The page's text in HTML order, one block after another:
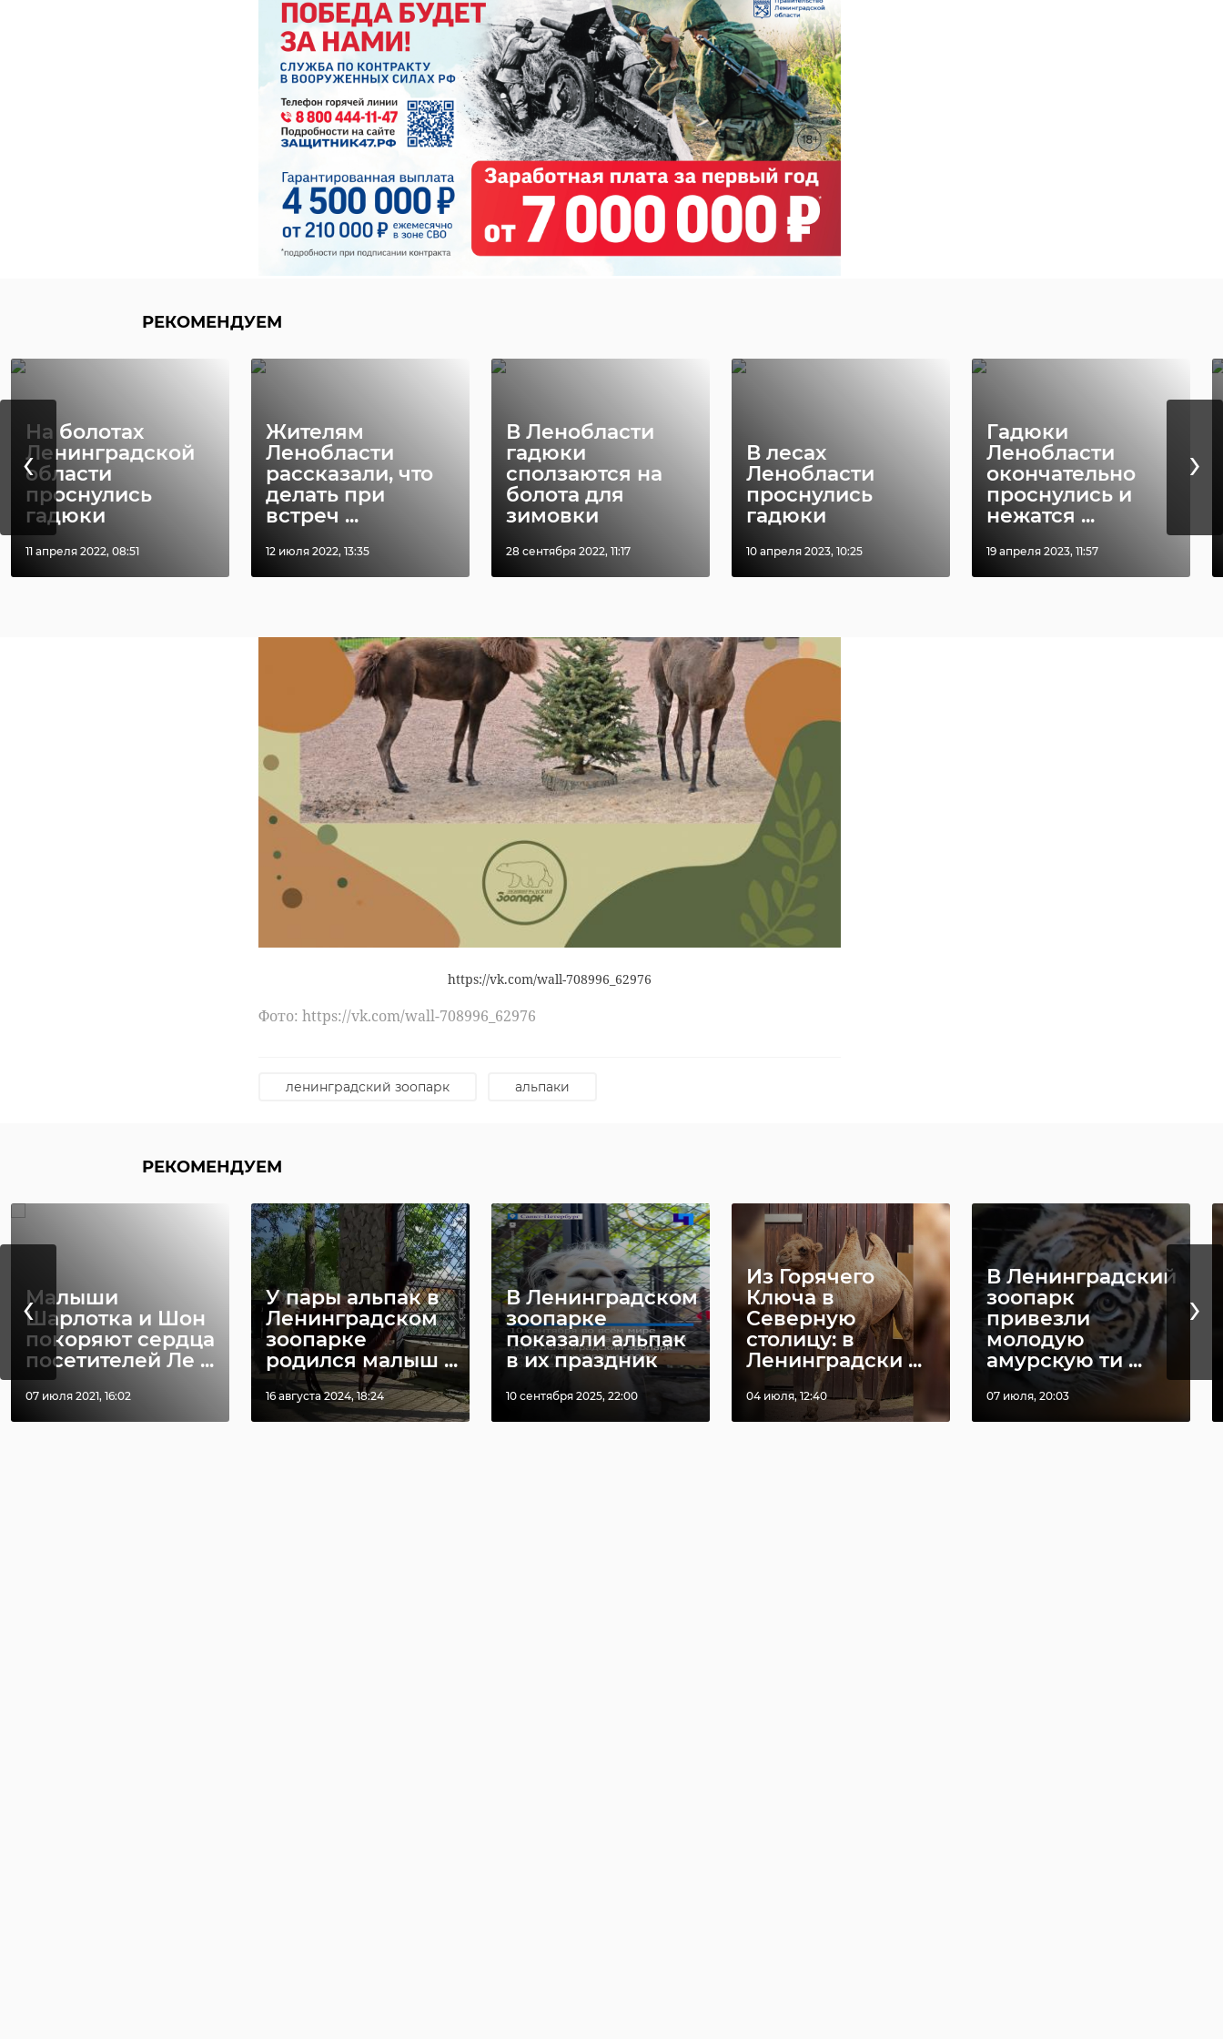
РЕКОМЕНДУЕМ
На болотах
Ленинградской
области
проснулись
гадюки
11 апреля 2022, 08:51
Жителям
Ленобласти
рассказали, что
делать при
встреч ...
12 июля 2022, 13:35
В Ленобласти
гадюки
сползаются на
болота для
зимовки
28 сентября 2022, 11:17
В лесах
Ленобласти
проснулись
гадюки
10 апреля 2023, 10:25
Гадюки
Ленобласти
окончательно
проснулись и
нежатся ...
19 апреля 2023, 11:57
‹ ›
https://vk.com/wall-708996_62976
Фото: https://vk.com/wall-708996_62976
ленинградский зоопарк альпаки
РЕКОМЕНДУЕМ
Малыши
Шарлотка и Шон
покоряют сердца
посетителей Ле ...
07 июля 2021, 16:02
У пары альпак в
Ленинградском
зоопарке
родился малыш ...
16 августа 2024, 18:24
В Ленинградском
зоопарке
показали альпак
в их праздник
10 сентября 2025, 22:00
Из Горячего
Ключа в
Северную
столицу: в
Ленинградски ...
04 июля, 12:40
В Ленинградский
зоопарк
привезли
молодую
амурскую ти ...
07 июля, 20:03
‹ ›